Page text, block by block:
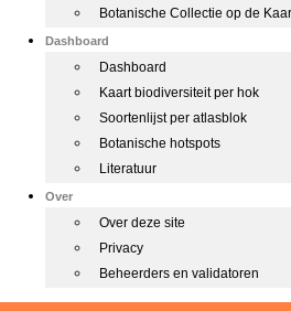
Botanische Collectie op de
Dashboard
Dashboard
Kaart biodiversiteit per hok
Soortenlijst per atlasblok
Botanische hotspots
Literatuur
Over
Over deze site
Privacy
Beheerders en validatoren